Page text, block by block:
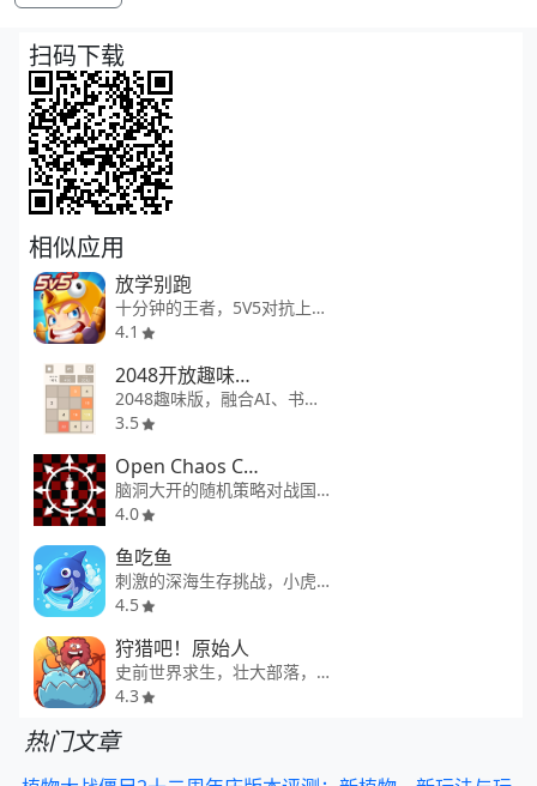
扫码下载
相似应用
放学别跑
十分钟的王者，5V5对抗上线！
4.1
2048开放趣味游戏
2048趣味版，融合AI、书签、回放等创新功能的开源游戏，无广告
3.5
Open Chaos Chess
脑洞大开的随机策略对战国际象棋
4.0
鱼吃鱼
刺激的深海生存挑战，小虎鲸的成长冒险
4.5
狩猎吧！原始人
史前世界求生，壮大部落，开启冒险！
4.3
热门文章